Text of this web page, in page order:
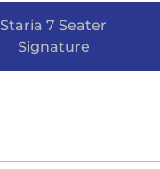
Staria 7 Seater
Signature